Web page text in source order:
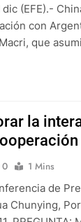
(EFE).-
con
que
la
0
1 Mins
de
Chunying,